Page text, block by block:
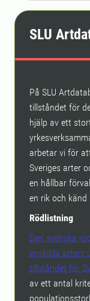
SLU
På SLU
tillståndet för
hjälp av ett
arbetar vi för
Sveriges arter
en hållbar
en rik och känd
Rödlistning
Den svenska
enskilda arters
tillståndet för
av ett antal